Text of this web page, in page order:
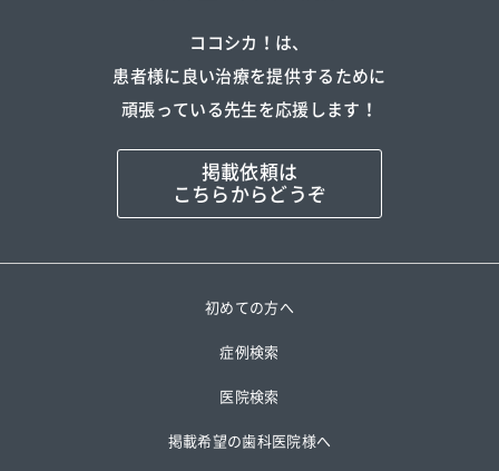
ココシカ！は、
患者様に良い治療を提供するために
頑張っている先生を応援します！
掲載依頼は
こちらからどうぞ
初めての方へ
症例検索
医院検索
掲載希望の歯科医院様へ